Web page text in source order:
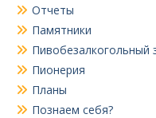
Отчеты
Памятники
Пивобезалкогольный
Пионерия
Планы
Познаем себя?